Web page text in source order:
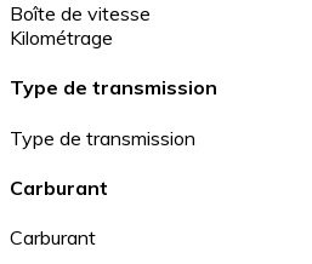
Boîte de vitesse
Kilométrage
Type de transmission
Type de transmission
Carburant
Carburant